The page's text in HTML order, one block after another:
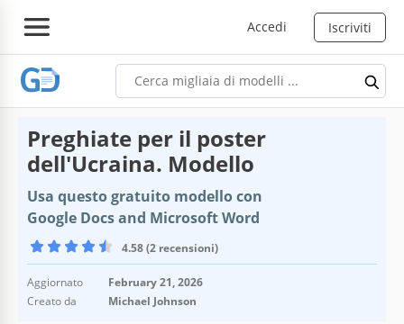
Accedi Iscriviti
Preghiate per il poster
dell'Ucraina. Modello
Usa questo gratuito modello con
Google Docs and Microsoft Word
4.58 (2 recensioni)
Aggiornato
February 21, 2026
Creato da
Michael Johnson